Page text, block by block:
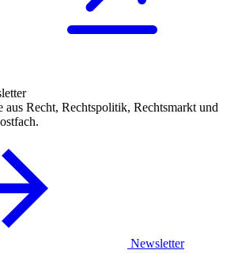
aus Recht, Rechtspolitik, Rechtsmarkt und
Newsletter